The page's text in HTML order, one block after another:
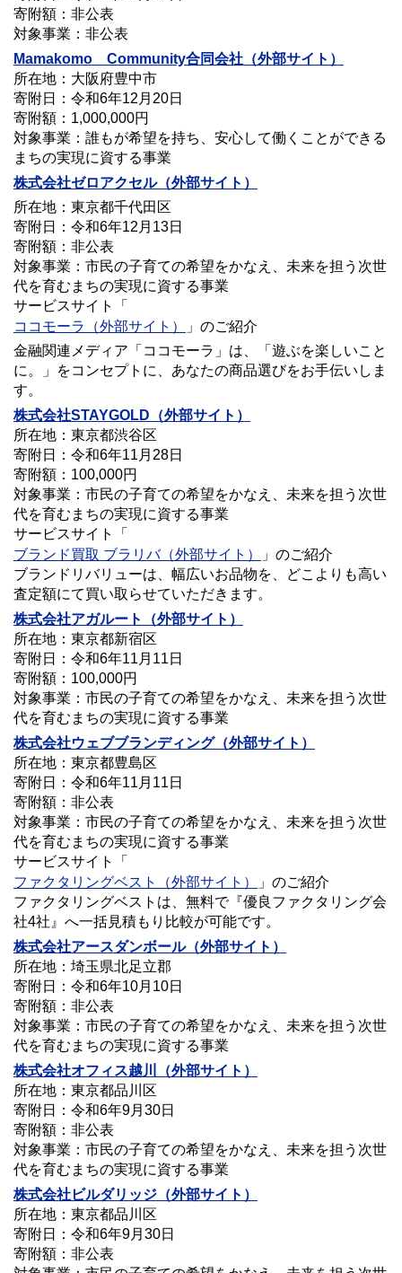
寄附額：非公表
対象事業：非公表
Mamakomo Community合同会社 （外部サイト）
所在地：大阪府豊中市
寄附日：令和6年12月20日
寄附額：1,000,000円
対象事業：誰もが希望を持ち、安心して働くことができる
まちの実現に資する事業
株式会社ゼロアクセル（外部サイト）
所在地：東京都千代田区
寄附日：令和6年12月13日
寄附額：非公表
対象事業：市民の子育ての希望をかなえ、未来を担う次世
代を育むまちの実現に資する事業
サービスサイト「
ココモーラ（外部サイト）
」のご紹介
金融関連メディア「ココモーラ」は、「遊ぶを楽しいこと
に。」をコンセプトに、あなたの商品選びをお手伝いしま
す。
株式会社STAYGOLD（外部サイト）
所在地：東京都渋谷区
寄附日：令和6年11月28日
寄附額：100,000円
対象事業：市民の子育ての希望をかなえ、未来を担う次世
代を育むまちの実現に資する事業
サービスサイト「
ブランド買取 ブラリバ（外部サイト）
」のご紹介
ブランドリバリューは、幅広いお品物を、どこよりも高い
査定額にて買い取らせていただきます。
株式会社アガルート（外部サイト）
所在地：東京都新宿区
寄附日：令和6年11月11日
寄附額：100,000円
対象事業：市民の子育ての希望をかなえ、未来を担う次世
代を育むまちの実現に資する事業
株式会社ウェブブランディング（外部サイト）
所在地：東京都豊島区
寄附日：令和6年11月11日
寄附額：非公表
対象事業：市民の子育ての希望をかなえ、未来を担う次世
代を育むまちの実現に資する事業
サービスサイト「
ファクタリングベスト（外部サイト）
」のご紹介
ファクタリングベストは、無料で『優良ファクタリング会
社4社』へ一括見積もり比較が可能です。
株式会社アースダンボール（外部サイト）
所在地：埼玉県北足立郡
寄附日：令和6年10月10日
寄附額：非公表
対象事業：市民の子育ての希望をかなえ、未来を担う次世
代を育むまちの実現に資する事業
株式会社オフィス越川（外部サイト）
所在地：東京都品川区
寄附日：令和6年9月30日
寄附額：非公表
対象事業：市民の子育ての希望をかなえ、未来を担う次世
代を育むまちの実現に資する事業
株式会社ビルダリッジ（外部サイト）
所在地：東京都品川区
寄附日：令和6年9月30日
寄附額：非公表